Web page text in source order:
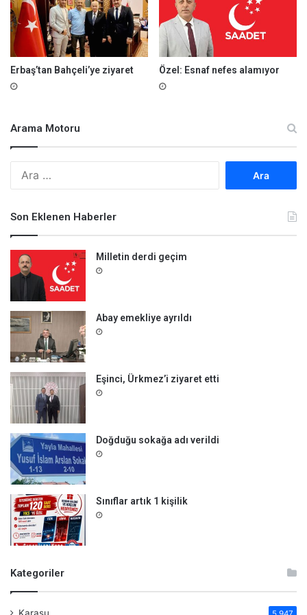
Erbaş’tan Bahçeli’ye ziyaret Özel: Esnaf nefes alamıyor
Arama Motoru
Son Eklenen Haberler
Milletin derdi geçim
Abay emekliye ayrıldı
Eşinci, Ürkmez’i ziyaret etti
Doğduğu sokağa adı verildi
Sınıflar artık 1 kişilik
Kategoriler